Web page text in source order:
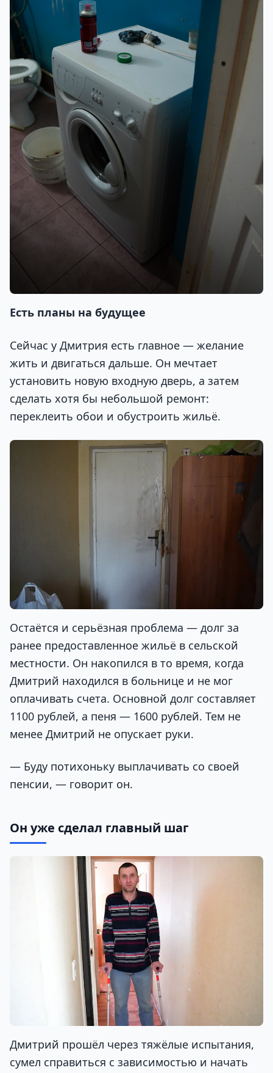
Есть планы на будущее
Сейчас у Дмитрия есть главное — желание
жить и двигаться дальше. Он мечтает
установить новую входную дверь, а затем
сделать хотя бы небольшой ремонт:
переклеить обои и обустроить жильё.
Остаётся и серьёзная проблема — долг за
ранее предоставленное жильё в сельской
местности. Он накопился в то время, когда
Дмитрий находился в больнице и не мог
оплачивать счета. Основной долг составляет
1100 рублей, а пеня — 1600 рублей. Тем не
менее Дмитрий не опускает руки.
— Буду потихоньку выплачивать со своей
пенсии, — говорит он.
Он уже сделал главный шаг
Дмитрий прошёл через тяжёлые испытания,
сумел справиться с зависимостью и начать